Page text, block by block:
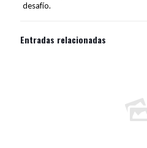
desafío.
Entradas relacionadas